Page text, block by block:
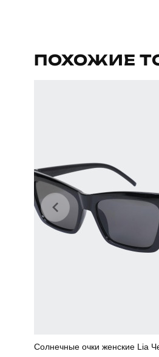
Сезон
ПОХОЖИЕ
Солнечные очки женские Lia